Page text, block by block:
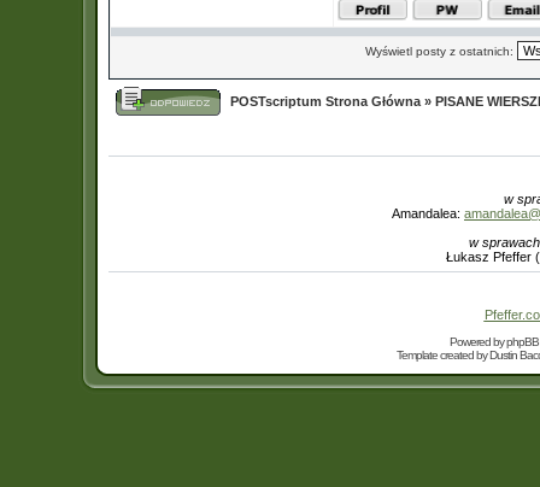
Wyświetl posty z ostatnich:
POSTscriptum Strona Główna » PISANE
w
Amandalea:
w
Łukasz Pfeffer
Powered byphpBB
Template created byDustin